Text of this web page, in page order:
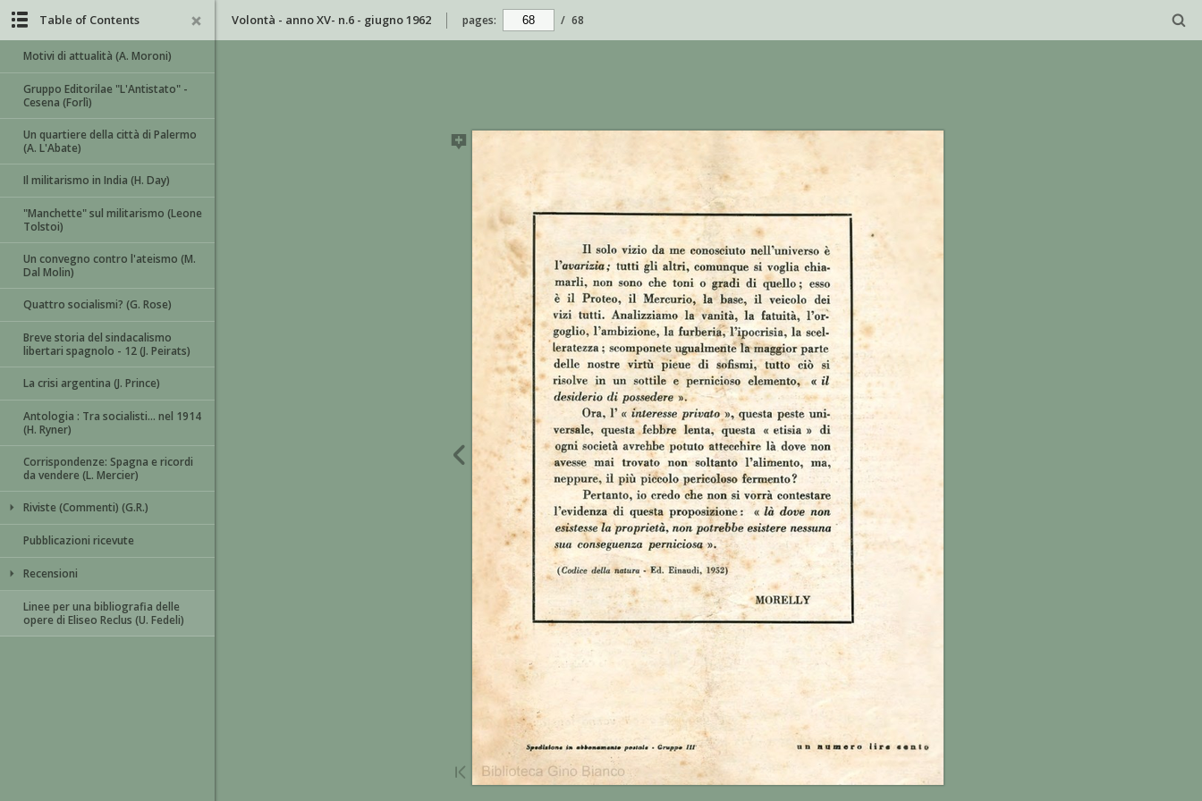
Volontà - anno XV- n.6 - giugno 1962 pages: / 68
Table of Contents
Motivi di attualità (A. Moroni)
Gruppo Editorilae "L'Antistato" -
Cesena (Forlì)
Un quartiere della città di Palermo
(A. L'Abate)
Il militarismo in India (H. Day)
"Manchette" sul militarismo (Leone
Tolstoi)
Un convegno contro l'ateismo (M.
Dal Molin)
Quattro socialismi? (G. Rose)
Breve storia del sindacalismo
libertari spagnolo - 12 (J. Peirats)
La crisi argentina (J. Prince)
Antologia : Tra socialisti... nel 1914
(H. Ryner)
Corrispondenze: Spagna e ricordi
da vendere (L. Mercier)
Riviste (Commenti) (G.R.)
Pubblicazioni ricevute
Recensioni
Linee per una bibliografia delle
opere di Eliseo Reclus (U. Fedeli)